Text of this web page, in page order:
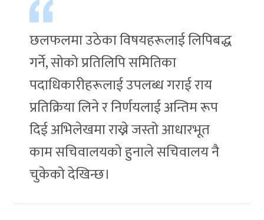
छलफलमा उठेका विषयहरूलाई लिपिबद्ध
गर्ने, सोको प्रतिलिपि समितिका
पदाधिकारीहरूलाई उपलब्ध गराई राय
प्रतिक्रिया लिने र निर्णयलाई अन्तिम रूप
दिई अभिलेखमा राख्ने जस्तो आधारभूत
काम सचिवालयको हुनाले सचिवालय नै
चुकेको देखिन्छ।